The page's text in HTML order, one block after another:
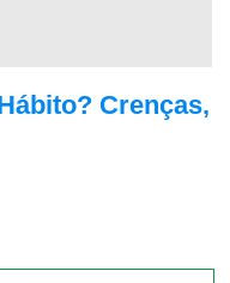
Crenças,